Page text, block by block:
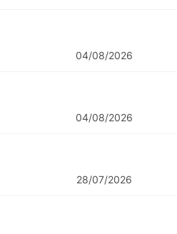
04/08/2026
04/08/2026
28/07/2026